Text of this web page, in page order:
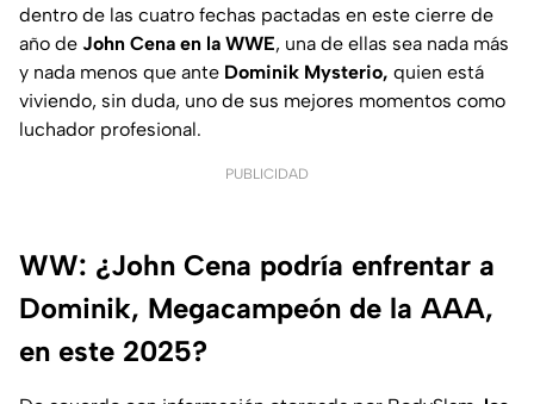
dentro de las cuatro fechas pactadas en este cierre de
año de John Cena en la WWE, una de ellas sea nada más
y nada menos que ante Dominik Mysterio, quien está
viviendo, sin duda, uno de sus mejores momentos como
luchador profesional.
PUBLICIDAD
WW: ¿John Cena podría enfrentar a
Dominik, Megacampeón de la AAA,
en este 2025?